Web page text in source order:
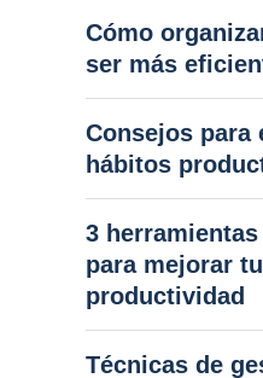
Cómo
ser más
Consejos para
hábitos
3
para mejorar tu
productividad
Técnicas de